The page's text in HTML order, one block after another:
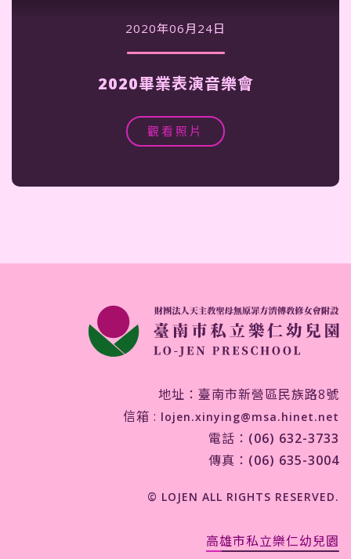
2020年06月24日
2020畢業表演音樂會
觀看照片
地址：臺南市新營區民族路8號
信箱 : lojen.xinying@msa.hinet.net
電話： (06) 632-3733
傳真： (06) 635-3004
© LOJEN ALL RIGHTS RESERVED.
高雄市私立樂仁幼兒園